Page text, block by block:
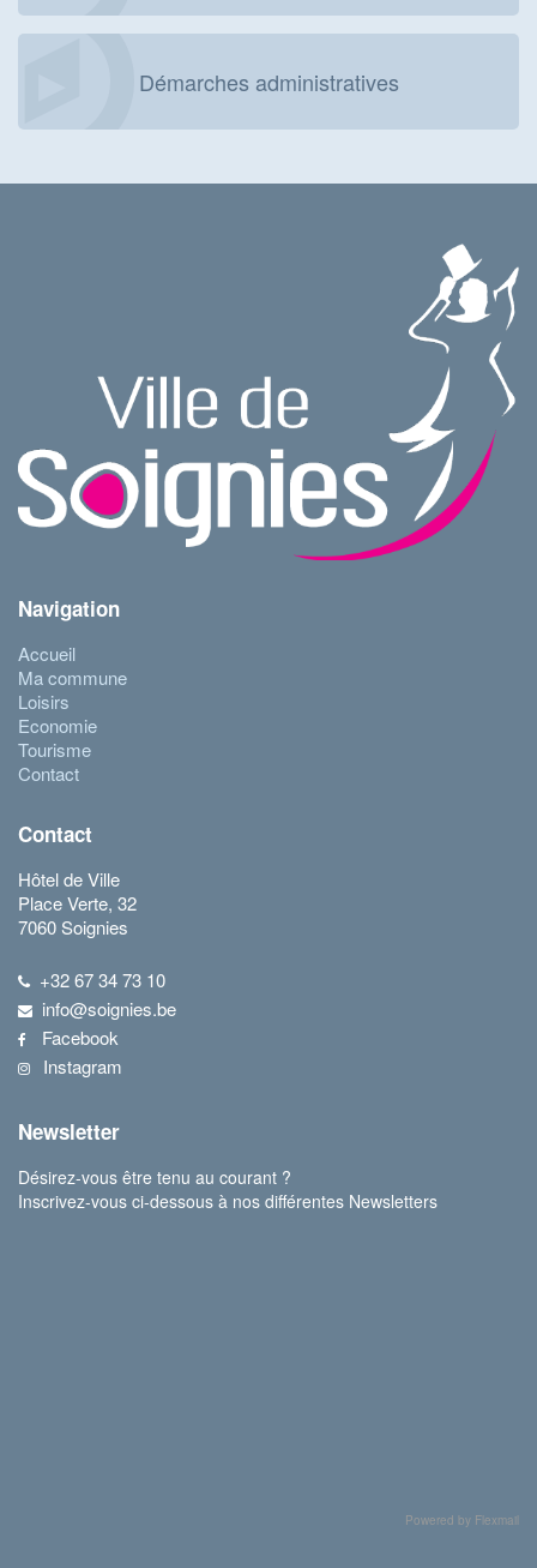
Démarches administratives
Navigation
Accueil
Ma commune
Loisirs
Economie
Tourisme
Contact
Contact
Hôtel de Ville
Place Verte, 32
7060 Soignies
+32 67 34 73 10
info@soignies.be
Facebook
Instagram
Newsletter
Désirez-vous être tenu au courant ?
Inscrivez-vous ci-dessous à nos différentes Newsletters
Powered by Flexmail